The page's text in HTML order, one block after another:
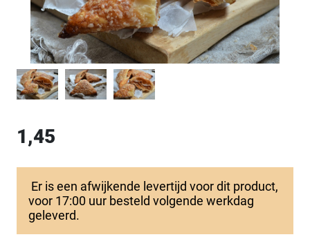
1,45
Er is een afwijkende levertijd voor dit product,
voor 17:00 uur besteld volgende werkdag
geleverd.